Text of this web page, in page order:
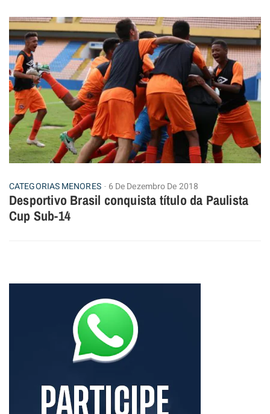
CATEGORIAS MENORES 6 De Dezembro De 2018
Desportivo Brasil conquista título da Paulista
Cup Sub-14